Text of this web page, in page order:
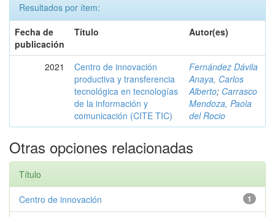
Resultados por ítem:
Fecha de
publicación
Título Autor(es)
2021
Centro de innovación
productiva y transferencia
tecnológica en tecnologías
de la información y
comunicación (CITE TIC)
Fernández Dávila
Anaya, Carlos
Alberto; Carrasco
Mendoza, Paola
del Rocio
Otras opciones relacionadas
Título
1
Centro de innovación